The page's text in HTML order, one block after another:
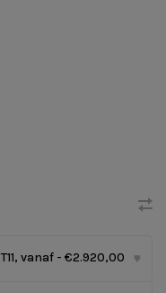
T11, vanaf - €2.920,00 ▾